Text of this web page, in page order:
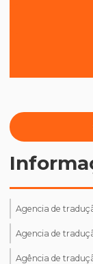
Agencia de
Agencia de
Agência de